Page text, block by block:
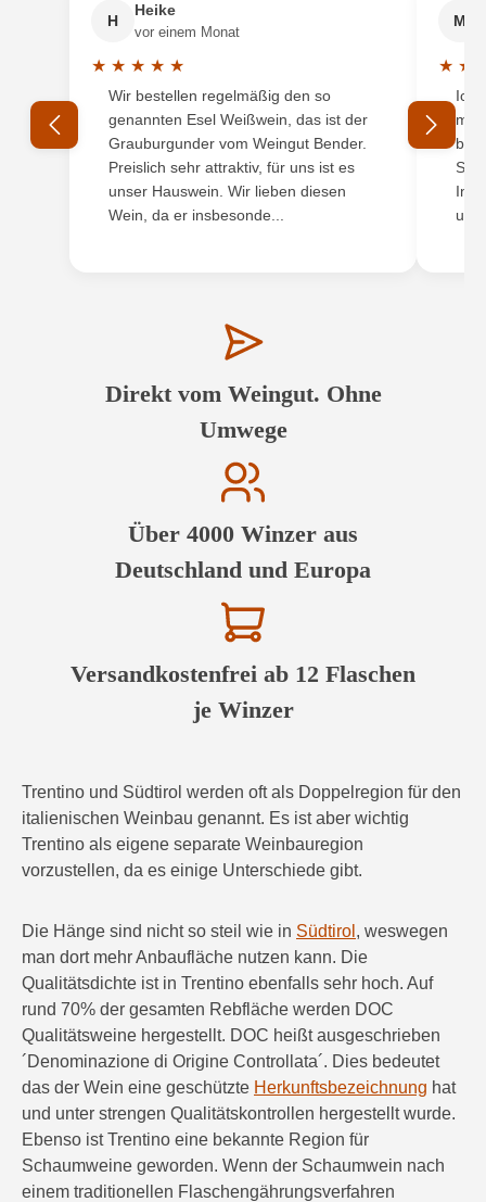
H
Heike
vor einem Monat
★ ★ ★ ★ ★
Durchschnittliche Bewertung von 5 von 5 Sternen
Wir bestellen regelmäßig den so
genannten Esel Weißwein, das ist der
Grauburgunder vom Weingut Bender.
Preislich sehr attraktiv, für uns ist es
unser Hauswein. Wir lieben diesen
Wein, da er insbesonde...
M
★ ★
Ich
mit
und
Direkt vom Weingut. Ohne
Umwege
Über 4000 Winzer aus
Deutschland und Europa
Versandkostenfrei ab 12 Flaschen
je Winzer
Trentino und Südtirol werden oft als Doppelregion für den
italienischen Weinbau genannt. Es ist aber wichtig
Trentino als eigene separate Weinbauregion
vorzustellen, da es einige Unterschiede gibt.
Die Hänge sind nicht so steil wie in Südtirol , weswegen
man dort mehr Anbaufläche nutzen kann. Die
Qualitätsdichte ist in Trentino ebenfalls sehr hoch. Auf
rund 70% der gesamten Rebfläche werden DOC
Qualitätsweine hergestellt. DOC heißt ausgeschrieben
´Denominazione di Origine Controllata´. Dies bedeutet
das der Wein eine geschützte Herkunftsbezeichnung hat
und unter strengen Qualitätskontrollen hergestellt wurde.
Ebenso ist Trentino eine bekannte Region für
Schaumweine geworden. Wenn der Schaumwein nach
einem traditionellen Flaschengährungsverfahren